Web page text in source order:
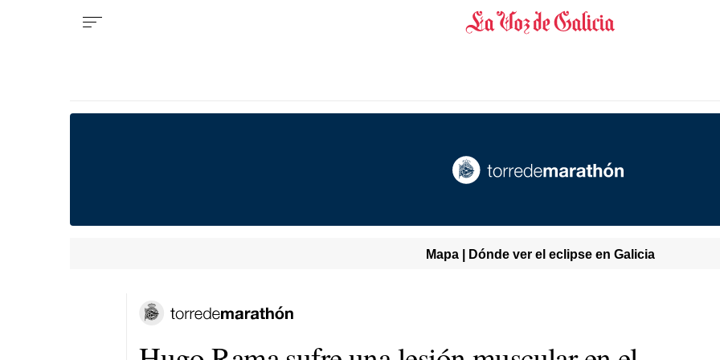
Mapa | Dónde ver el eclipse en Galicia